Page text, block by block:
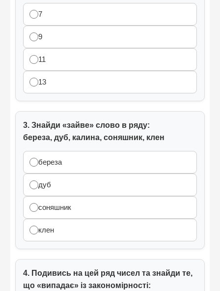
7
9
11
13
3. Знайди «зайве» слово в ряду:
береза, дуб, калина, соняшник, клен
береза
дуб
соняшник
клен
4. Подивись на цей ряд чисел та знайди те,
що «випадає» із закономірності: